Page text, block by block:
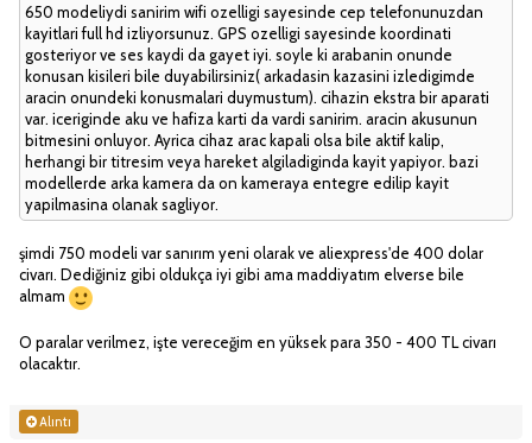
650 modeliydi sanirim wifi ozelligi sayesinde cep telefonunuzdan
kayitlari full hd izliyorsunuz. GPS ozelligi sayesinde koordinati
gosteriyor ve ses kaydi da gayet iyi. soyle ki arabanin onunde
konusan kisileri bile duyabilirsiniz( arkadasin kazasini izledigimde
aracin onundeki konusmalari duymustum). cihazin ekstra bir aparati
var. iceriginde aku ve hafiza karti da vardi sanirim. aracin akusunun
bitmesini onluyor. Ayrica cihaz arac kapali olsa bile aktif kalip,
herhangi bir titresim veya hareket algiladiginda kayit yapiyor. bazi
modellerde arka kamera da on kameraya entegre edilip kayit
yapilmasina olanak sagliyor.
şimdi 750 modeli var sanırım yeni olarak ve aliexpress'de 400 dolar
civarı. Dediğiniz gibi oldukça iyi gibi ama maddiyatım elverse bile
almam
O paralar verilmez, işte vereceğim en yüksek para 350 - 400 TL civarı
olacaktır.
Alıntı